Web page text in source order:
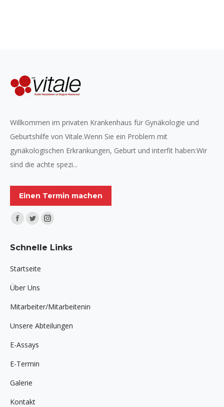
Willkommen im privaten Krankenhaus für Gynäkologie und
Geburtshilfe von Vitale.Wenn Sie ein Problem mit
gynäkologischen Erkrankungen, Geburt und interfit haben:Wir
sind die achte spezi...
Einen Termin machen
Finden Sie uns auf:
Facebook
opens
window
Twitter
opens
window
Instagram
opens
Schnelle Links
Startseite
Über Uns
Mitarbeiter/Mitarbeitenin
Unsere Abteilungen
E-Assays
E-Termin
Galerie
Kontakt